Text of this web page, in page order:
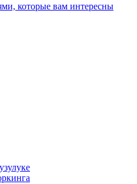
которые вам интересны